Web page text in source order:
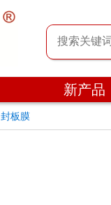
新产品
封板膜